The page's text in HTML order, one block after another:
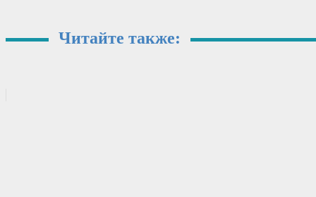
Читайте также: